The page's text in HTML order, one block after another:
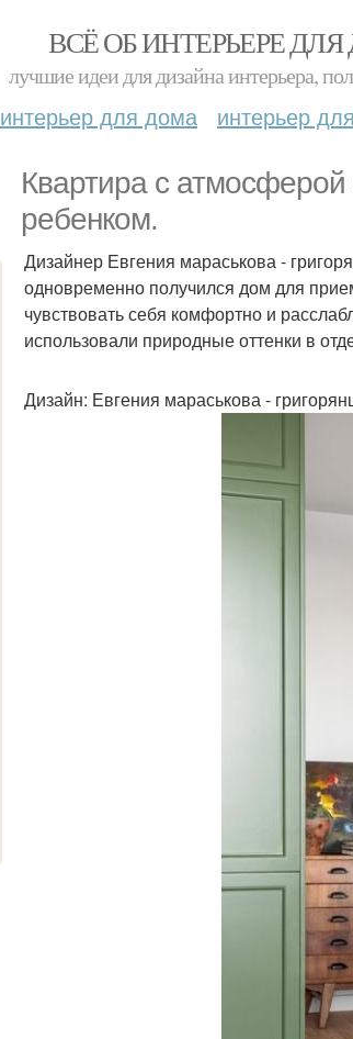
ВСЁ ОБ ИНТЕРЬЕРЕ
лучшие идеи для дизайна интерьера,
интерьер для дома интерьер
Квартира с
ребенком.
Дизайнер Евгения мараськова -
одновременно получился дом для
чувствовать себя комфортно и
использовали природные оттенки в
Дизайн: Евгения мараськова -